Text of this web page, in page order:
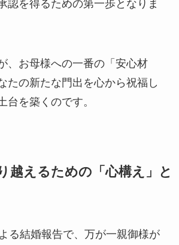
認を得るための第一歩となりま
、お母様への一番の「安心材
たの新たな門出を心から祝福し
台を築くのです。
越えるための「心構え」と
る結婚報告で、万が一親御様が